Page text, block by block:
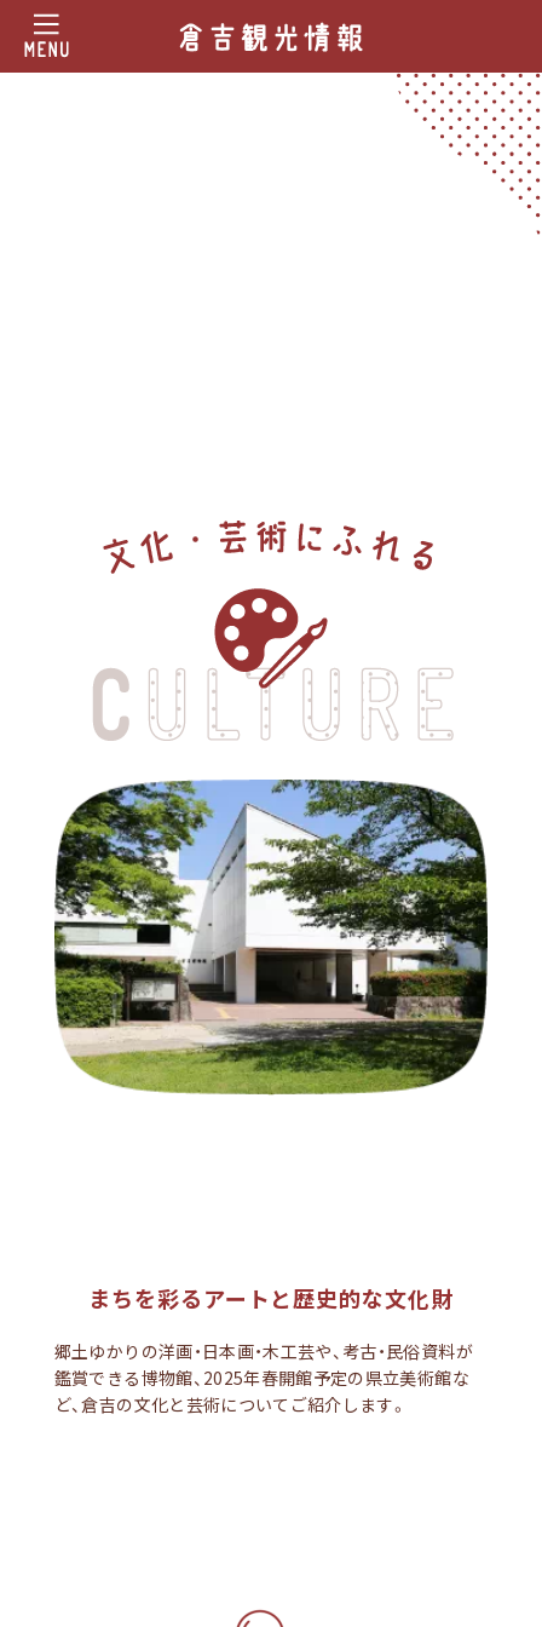
まちを彩るアートと歴史的な文化財
郷土ゆかりの洋画・日本画・木工芸や、考古・民俗資料が
鑑賞できる博物館、2025年春開館予定の県立美術館な
ど、倉吉の文化と芸術についてご紹介します。